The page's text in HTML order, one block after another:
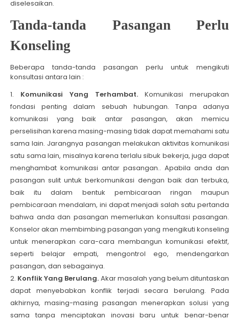
diselesaikan.
Tanda-tanda Pasangan Perlu
Konseling
Beberapa tanda-tanda pasangan perlu untuk mengikuti
konsultasi antara lain :
Komunikasi Yang Terhambat. Komunikasi merupakan
fondasi penting dalam sebuah hubungan. Tanpa adanya
komunikasi yang baik antar pasangan, akan memicu
perselisihan karena masing-masing tidak dapat memahami satu
sama lain. Jarangnya pasangan melakukan aktivitas komunikasi
satu sama lain, misalnya karena terlalu sibuk bekerja, juga dapat
menghambat komunikasi antar pasangan.. Apabila anda dan
pasangan sulit untuk berkomunikasi dengan baik dan terbuka,
baik itu dalam bentuk pembicaraan ringan maupun
pembicaraan mendalam, ini dapat menjadi salah satu pertanda
bahwa anda dan pasangan memerlukan konsultasi pasangan.
Konselor akan membimbing pasangan yang mengikuti konseling
untuk menerapkan cara-cara membangun komunikasi efektif,
seperti belajar empati, mengontrol ego, mendengarkan
pasangan, dan sebagainya.
Konflik Yang Berulang. Akar masalah yang belum dituntaskan
dapat menyebabkan konflik terjadi secara berulang. Pada
akhirnya, masing-masing pasangan menerapkan solusi yang
sama tanpa menciptakan inovasi baru untuk benar-benar